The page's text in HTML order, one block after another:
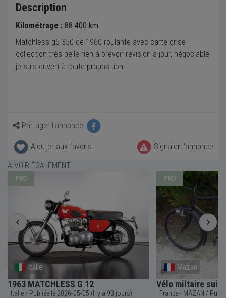
Description
Kilométrage : 88 400 km
Matchless g5 350 de 1960 roulante avec carte grise
collection très belle rien à prévoir revision a jour, négociable
je suis ouvert à toute proposition
Partager l'annonce
Ajouter aux favoris
Signaler l'annonce
À VOIR ÉGALEMENT
PRO
Italie
1963 MATCHLESS G 12
Italie / Publiée le 2026-05-05 (Il y a 93 jours)
PRO
Mazan
Vélo miltaire
France - MAZAN / Publiée le 2026-07-25 (Il y a 12